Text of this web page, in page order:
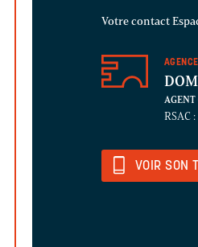
Votre contact
RSAC
VOIR SON